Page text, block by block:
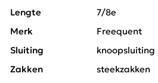
Lengte
7/8e
Merk
Freequent
Sluiting
knoopsluiting
Zakken
steekzakken